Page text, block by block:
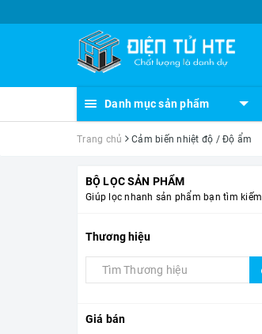
Danh mục sản phẩm
Trang chủ Cảm biến nhiệt độ / Độ ẩm
BỘ LỌC SẢN PHẨM
Giúp lọc nhanh sản phẩm bạn tìm kiếm
Thương hiệu
Giá bán